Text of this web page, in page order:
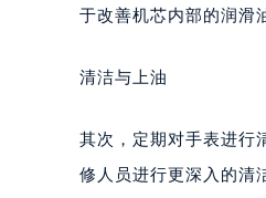
于改善机芯内部的润滑
清洁与上油
其次，定期对手表进行
修人员进行更深入的清